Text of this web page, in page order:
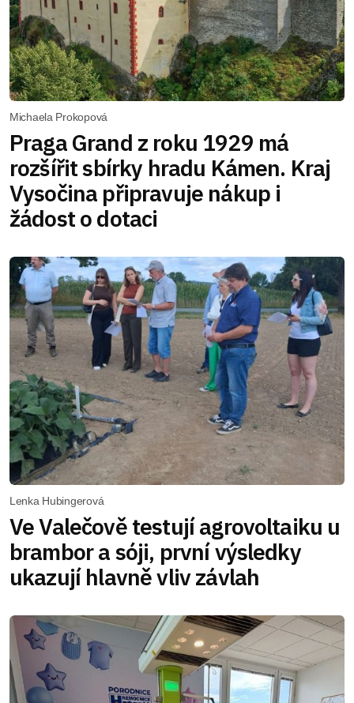
Michaela Prokopová
Praga Grand z roku 1929 má
rozšířit sbírky hradu Kámen. Kraj
Vysočina připravuje nákup i
žádost o dotaci
Lenka Hubingerová
Ve Valečově testují agrovoltaiku u
brambor a sóji, první výsledky
ukazují hlavně vliv závlah